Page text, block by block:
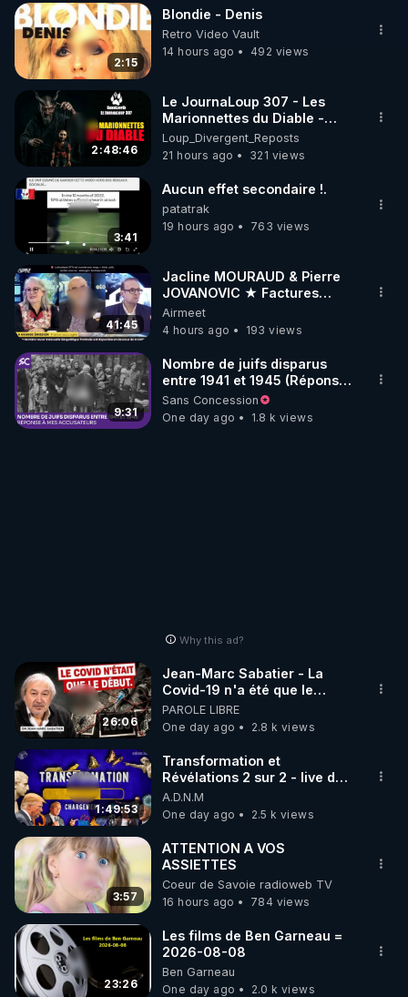
▶ 30 jours gratuit sur l’application de méditation et
de bien-être ENVOL :
Rendez-vous sur https://www.envol.app/code
le code : REGENERE
2:15
Blondie - Denis
Retro Video Vault
14 hours ago
492 views
2:48:46
Le JournaLoup 307 - Les
Marionnettes du Diable -
Loup Divergent 2026.08.07
Loup_Divergent_Reposts
21 hours ago
321 views
3:41
Aucun effet secondaire !.
patatrak
19 hours ago
763 views
41:45
Jacline MOURAUD & Pierre
JOVANOVIC ★ Factures
Impayées : Où Est Passé Le
Pognon ?
Airmeet
4 hours ago
193 views
9:31
Nombre de juifs disparus
entre 1941 et 1945 (Réponse
à mes accusateurs)
Sans Concession
One day ago
1.8 k views
Why this ad?
26:06
Jean-Marc Sabatier - La
Covid-19 n'a été que le
début - L'ARNm & l'ARNm-aa
jusqu où auront-t-il ?
PAROLE LIBRE
One day ago
2.8 k views
1:49:53
Transformation et
Révélations 2 sur 2 - live du
07/08/26
A.D.N.M
One day ago
2.5 k views
3:57
ATTENTION A VOS
ASSIETTES
Coeur de Savoie radioweb TV
16 hours ago
784 views
23:26
Les films de Ben Garneau =
2026-08-08
Ben Garneau
One day ago
2.0 k views